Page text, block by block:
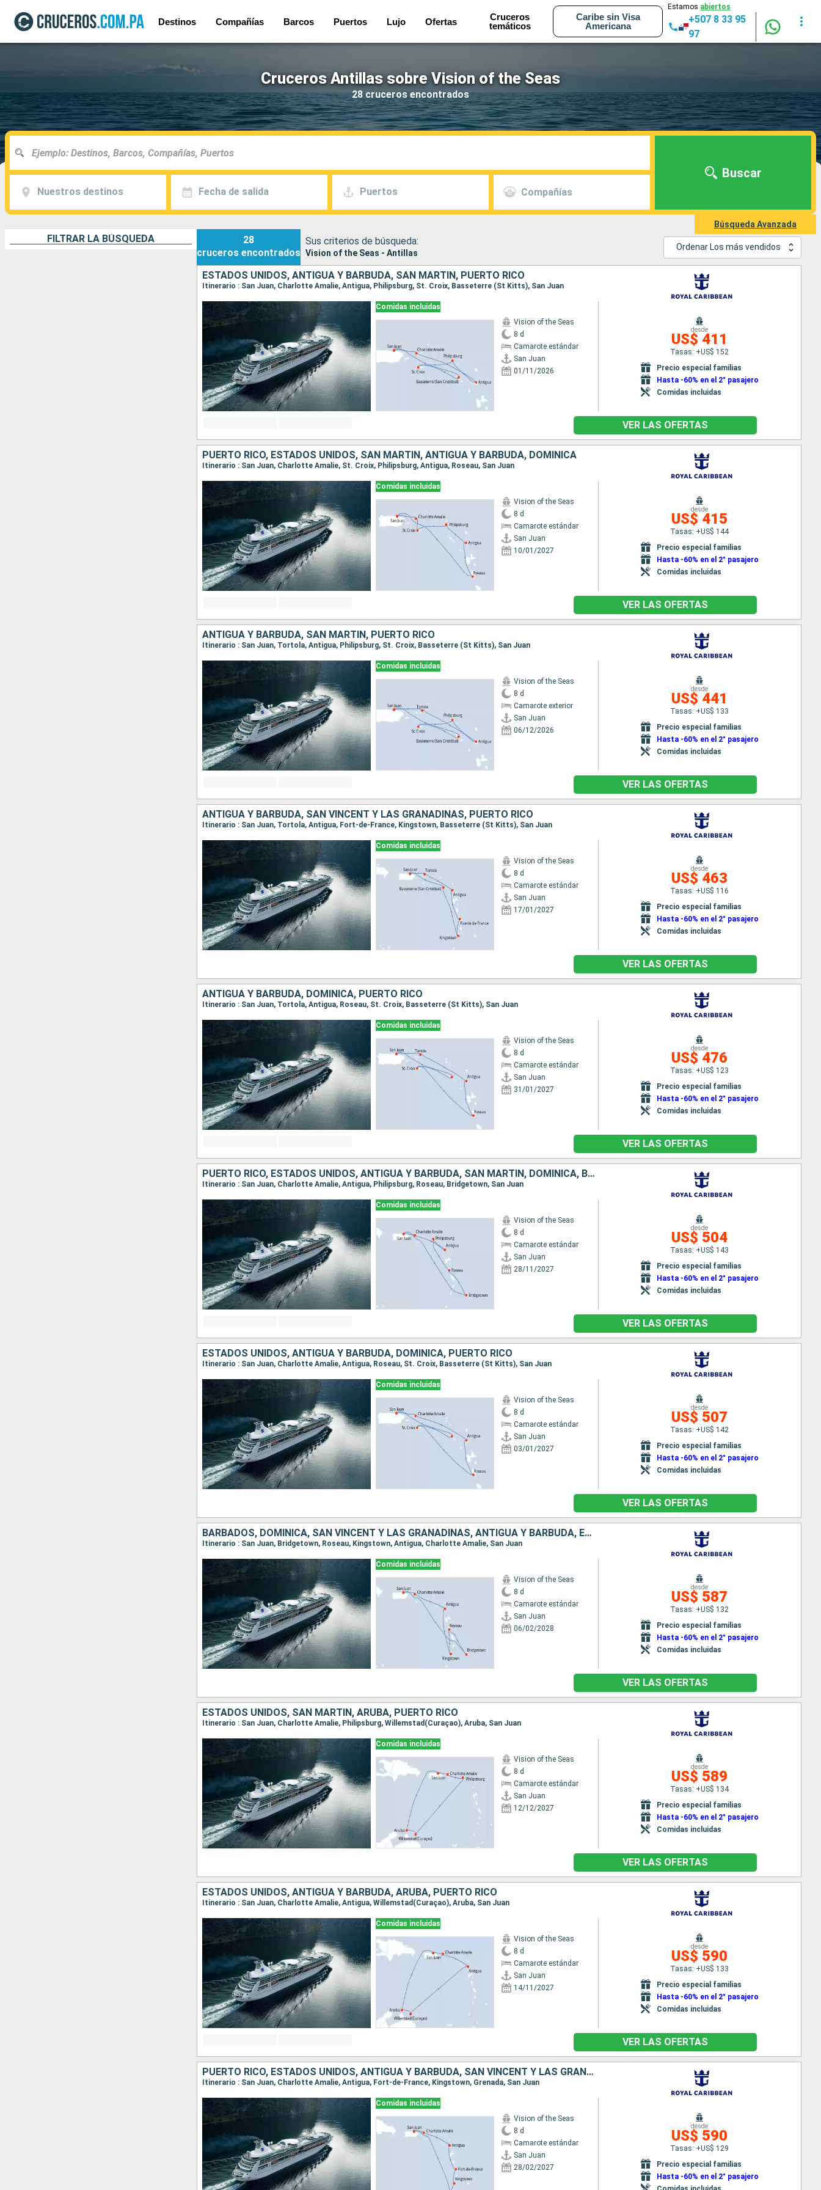
Destinos Compañías Barcos Puertos Lujo Ofertas
Cruceros
temáticos
Caribe sin Visa
Americana
Estamos abiertos
+507 8 33 95
97
Cruceros Antillas sobre Vision of the Seas
28 cruceros encontrados
Nuestros destinos Fecha de salida Puertos Compañías
Buscar
Búsqueda Avanzada
FILTRAR LA BÚSQUEDA
28
cruceros encontrados
Sus criterios de búsqueda:
Vision of the Seas - Antillas
Ordenar Los más vendidos
ESTADOS UNIDOS, ANTIGUA Y BARBUDA, SAN MARTÍN, PUERTO RICO
Itinerario : San Juan, Charlotte Amalie, Antigua, Philipsburg, St. Croix, Basseterre (St Kitts), San Juan
Comidas incluidas
Vision of the Seas
8 d
Camarote estándar
San Juan
01/11/2026
desde
US$ 411
Tasas: +US$ 152
Precio especial familias
Hasta -60% en el 2° pasajero
Comidas incluidas
VER LAS OFERTAS
PUERTO RICO, ESTADOS UNIDOS, SAN MARTÍN, ANTIGUA Y BARBUDA, DOMINICA
Itinerario : San Juan, Charlotte Amalie, St. Croix, Philipsburg, Antigua, Roseau, San Juan
Comidas incluidas
Vision of the Seas
8 d
Camarote estándar
San Juan
10/01/2027
desde
US$ 415
Tasas: +US$ 144
Precio especial familias
Hasta -60% en el 2° pasajero
Comidas incluidas
VER LAS OFERTAS
ANTIGUA Y BARBUDA, SAN MARTÍN, PUERTO RICO
Itinerario : San Juan, Tortola, Antigua, Philipsburg, St. Croix, Basseterre (St Kitts), San Juan
Comidas incluidas
Vision of the Seas
8 d
Camarote exterior
San Juan
06/12/2026
desde
US$ 441
Tasas: +US$ 133
Precio especial familias
Hasta -60% en el 2° pasajero
Comidas incluidas
VER LAS OFERTAS
ANTIGUA Y BARBUDA, SAN VINCENT Y LAS GRANADINAS, PUERTO RICO
Itinerario : San Juan, Tortola, Antigua, Fort-de-France, Kingstown, Basseterre (St Kitts), San Juan
Comidas incluidas
Vision of the Seas
8 d
Camarote estándar
San Juan
17/01/2027
desde
US$ 463
Tasas: +US$ 116
Precio especial familias
Hasta -60% en el 2° pasajero
Comidas incluidas
VER LAS OFERTAS
ANTIGUA Y BARBUDA, DOMINICA, PUERTO RICO
Itinerario : San Juan, Tortola, Antigua, Roseau, St. Croix, Basseterre (St Kitts), San Juan
Comidas incluidas
Vision of the Seas
8 d
Camarote estándar
San Juan
31/01/2027
desde
US$ 476
Tasas: +US$ 123
Precio especial familias
Hasta -60% en el 2° pasajero
Comidas incluidas
VER LAS OFERTAS
PUERTO RICO, ESTADOS UNIDOS, ANTIGUA Y BARBUDA, SAN MARTÍN, DOMINICA, BARBADOS
Itinerario : San Juan, Charlotte Amalie, Antigua, Philipsburg, Roseau, Bridgetown, San Juan
Comidas incluidas
Vision of the Seas
8 d
Camarote estándar
San Juan
28/11/2027
desde
US$ 504
Tasas: +US$ 143
Precio especial familias
Hasta -60% en el 2° pasajero
Comidas incluidas
VER LAS OFERTAS
ESTADOS UNIDOS, ANTIGUA Y BARBUDA, DOMINICA, PUERTO RICO
Itinerario : San Juan, Charlotte Amalie, Antigua, Roseau, St. Croix, Basseterre (St Kitts), San Juan
Comidas incluidas
Vision of the Seas
8 d
Camarote estándar
San Juan
03/01/2027
desde
US$ 507
Tasas: +US$ 142
Precio especial familias
Hasta -60% en el 2° pasajero
Comidas incluidas
VER LAS OFERTAS
BARBADOS, DOMINICA, SAN VINCENT Y LAS GRANADINAS, ANTIGUA Y BARBUDA, ESTADOS UNIDOS, PUERTO RICO
Itinerario : San Juan, Bridgetown, Roseau, Kingstown, Antigua, Charlotte Amalie, San Juan
Comidas incluidas
Vision of the Seas
8 d
Camarote estándar
San Juan
06/02/2028
desde
US$ 587
Tasas: +US$ 132
Precio especial familias
Hasta -60% en el 2° pasajero
Comidas incluidas
VER LAS OFERTAS
ESTADOS UNIDOS, SAN MARTÍN, ARUBA, PUERTO RICO
Itinerario : San Juan, Charlotte Amalie, Philipsburg, Willemstad(Curaçao), Aruba, San Juan
Comidas incluidas
Vision of the Seas
8 d
Camarote estándar
San Juan
12/12/2027
desde
US$ 589
Tasas: +US$ 134
Precio especial familias
Hasta -60% en el 2° pasajero
Comidas incluidas
VER LAS OFERTAS
ESTADOS UNIDOS, ANTIGUA Y BARBUDA, ARUBA, PUERTO RICO
Itinerario : San Juan, Charlotte Amalie, Antigua, Willemstad(Curaçao), Aruba, San Juan
Comidas incluidas
Vision of the Seas
8 d
Camarote estándar
San Juan
14/11/2027
desde
US$ 590
Tasas: +US$ 133
Precio especial familias
Hasta -60% en el 2° pasajero
Comidas incluidas
VER LAS OFERTAS
PUERTO RICO, ESTADOS UNIDOS, ANTIGUA Y BARBUDA, SAN VINCENT Y LAS GRANADINAS, GRENADA
Itinerario : San Juan, Charlotte Amalie, Antigua, Fort-de-France, Kingstown, Grenada, San Juan
Comidas incluidas
Vision of the Seas
8 d
Camarote estándar
San Juan
28/02/2027
desde
US$ 590
Tasas: +US$ 129
Precio especial familias
Hasta -60% en el 2° pasajero